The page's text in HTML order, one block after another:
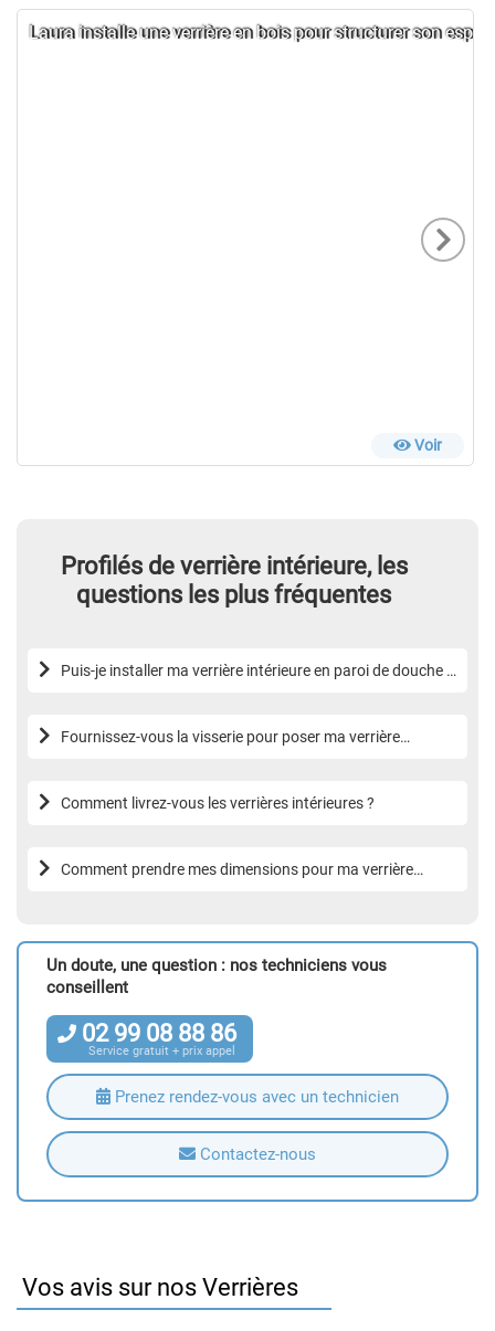
Laura installe une verrière en bois pour structurer son
Voir
Profilés de verrière intérieure, les
questions les plus fréquentes
Puis-je installer ma verrière intérieure en paroi de douche ?
Fournissez-vous la visserie pour poser ma verrière
Comment livrez-vous les verrières intérieures ?
Comment prendre mes dimensions pour ma verrière
Un doute, une question : nos techniciens vous
conseillent
02 99 08 88 86
Service gratuit + prix appel
Prenez rendez-vous avec un technicien
Contactez-nous
Vos avis sur nos Verrières